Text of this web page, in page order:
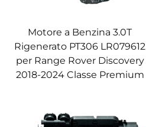
Motore a Benzina 3.0T
Rigenerato PT306 LR079612
per Range Rover Discovery
2018-2024 Classe Premium